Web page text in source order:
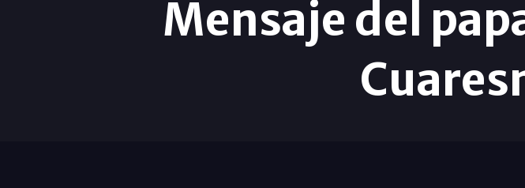
Mensaje del